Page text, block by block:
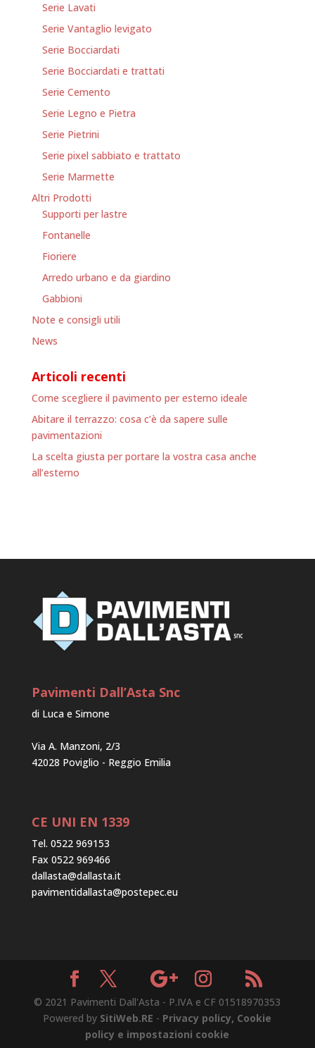
Serie Lavati
Serie Vantaglio levigato
Serie Bocciardati
Serie Bocciardati e trattati
Serie Cemento
Serie Legno e Pietra
Serie Pietrini
Serie pixel sabbiato e trattato
Serie Marmette
Altri Prodotti
Supporti per lastre
Fontanelle
Fioriere
Arredo urbano e da giardino
Gabbioni
Note e consigli utili
News
Articoli recenti
Come scegliere il pavimento per esterno ideale
Abitare il terrazzo: cosa c’è da sapere sulle
pavimentazioni
La scelta giusta per portare la vostra casa anche
all’esterno
Pavimenti Dall’Asta Snc
di Luca e Simone
Via A. Manzoni, 2/3
42028 Poviglio - Reggio Emilia
CE UNI EN 1339
Tel. 0522 969153
Fax 0522 969466
dallasta@dallasta.it
pavimentidallasta@postepec.eu
© 2021 Pavimenti Dall'Asta - P.IVA e CF 01518970353
Powered by SitiWeb.RE - Privacy policy, Cookie
policy e impostazioni cookie